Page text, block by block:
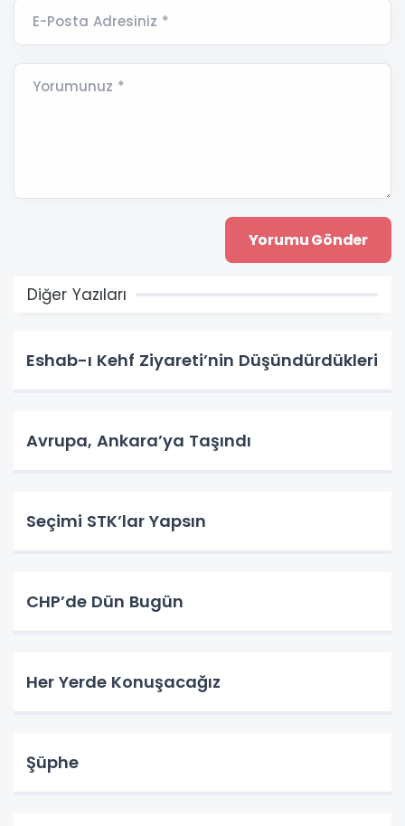
E-Posta Adresiniz *
Yorumunuz *
Diğer Yazıları
Eshab-ı Kehf Ziyareti’nin Düşündürdükleri
Avrupa, Ankara’ya Taşındı
Seçimi STK’lar Yapsın
CHP’de Dün Bugün
Her Yerde Konuşacağız
Şüphe